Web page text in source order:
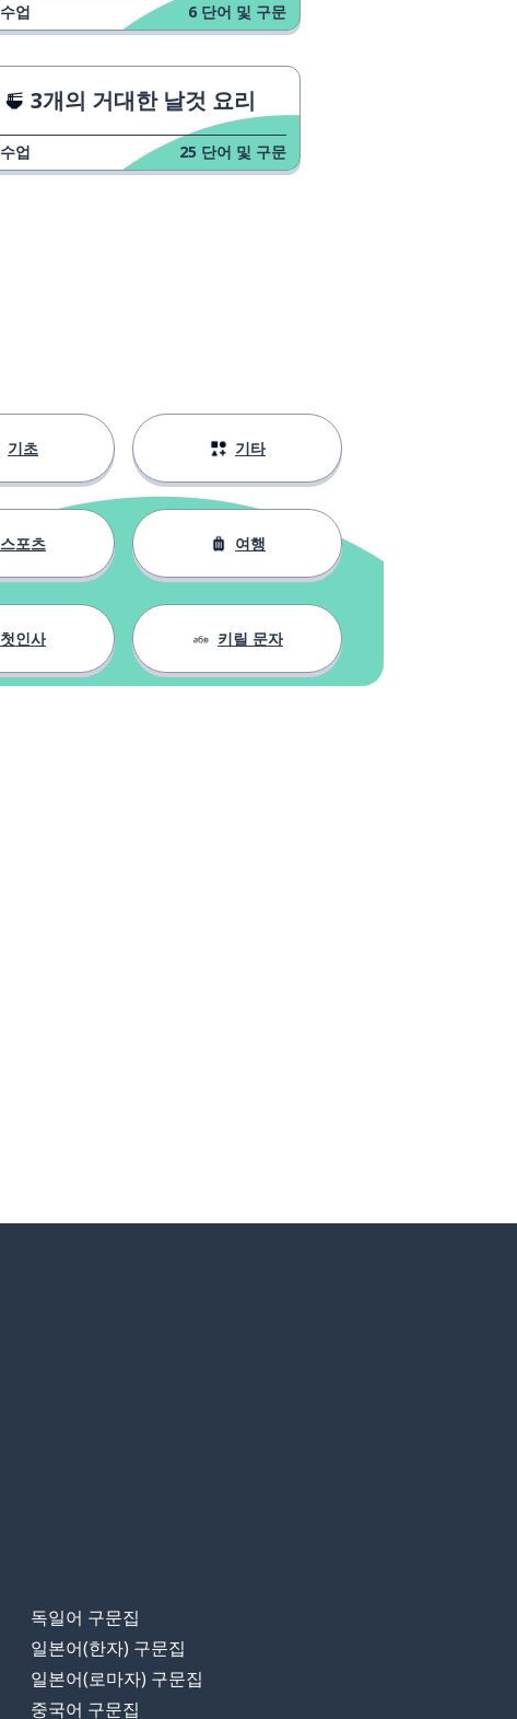
수업 6 단어 및 구문
3개의 거대한 날것 요리
수업 25 단어 및 구문
기초 기타
스포츠 여행
첫인사 키릴 문자
독일어 구문집
일본어(한자) 구문집
일본어(로마자) 구문집
중국어 구문집